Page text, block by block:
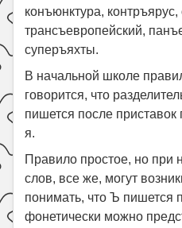
конъюнктура, контръярус,
трансъевропейский,
суперъяхты.
В начальной школе
говорится, что
пишется после
я.
Правило простое, но при
слов, все же, могут
понимать, что Ъ пишется
фонетически можно